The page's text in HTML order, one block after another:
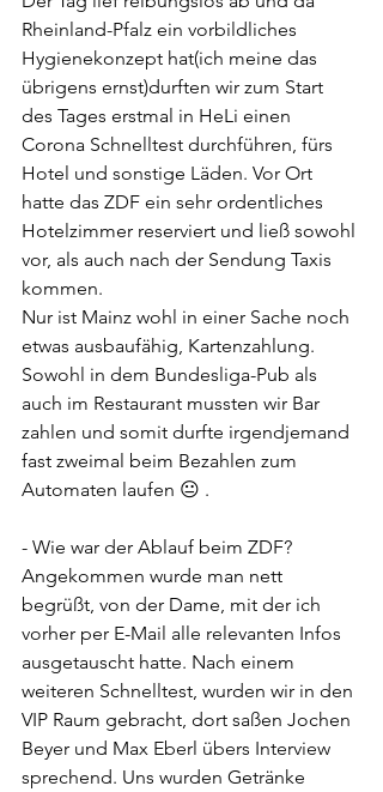
Rheinland-Pfalz ein vorbildliches
Hygienekonzept hat(ich meine das
übrigens ernst)durften wir zum Start
des Tages erstmal in HeLi einen
Corona Schnelltest durchführen, fürs
Hotel und sonstige Läden. Vor Ort
hatte das ZDF ein sehr ordentliches
Hotelzimmer reserviert und ließ sowohl
vor, als auch nach der Sendung Taxis
kommen.
Nur ist Mainz wohl in einer Sache noch
etwas ausbaufähig, Kartenzahlung.
Sowohl in dem Bundesliga-Pub als
auch im Restaurant mussten wir Bar
zahlen und somit durfte irgendjemand
fast zweimal beim Bezahlen zum
Automaten laufen 😐 .
- Wie war der Ablauf beim ZDF?
Angekommen wurde man nett
begrüßt, von der Dame, mit der ich
vorher per E-Mail alle relevanten Infos
ausgetauscht hatte. Nach einem
weiteren Schnelltest, wurden wir in den
VIP Raum gebracht, dort saßen Jochen
Beyer und Max Eberl übers Interview
sprechend. Uns wurden Getränke